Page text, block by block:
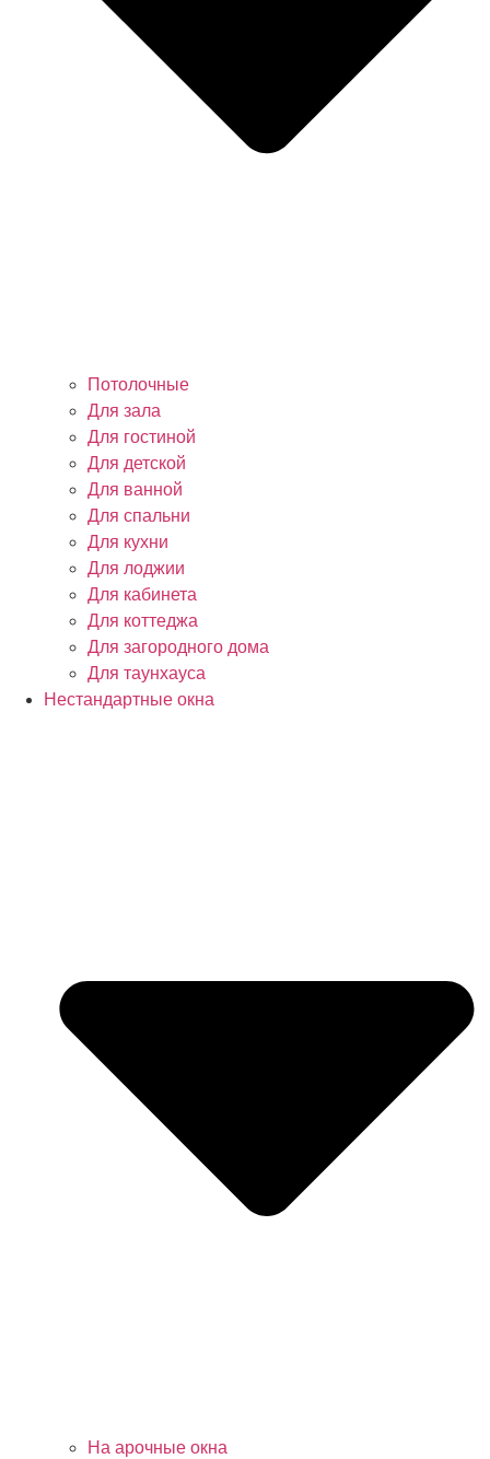
Потолочные
Для зала
Для гостиной
Для детской
Для ванной
Для спальни
Для кухни
Для лоджии
Для кабинета
Для коттеджа
Для загородного дома
Для таунхауса
Нестандартные окна
На арочные окна